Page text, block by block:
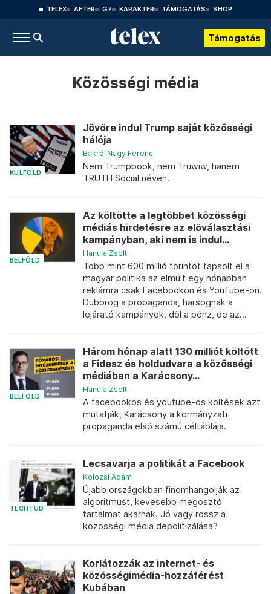
TELEX AFTER G7 KARAKTER TÁMOGATÁS SHOP
Támogatás
Közösségi média
KÜLFÖLD
Jövőre indul Trump saját közösségi
hálója
Bakró-Nagy Ferenc
Nem Trumpbook, nem Truwiw, hanem
TRUTH Social néven.
BELFÖLD
Az költötte a legtöbbet közösségi
médiás hirdetésre az előválasztási
kampányban, aki nem is indul...
Hanula Zsolt
Több mint 600 millió forintot tapsolt el a
magyar politika az elmúlt egy hónapban
reklámra csak Facebookon és YouTube-on.
Dübörög a propaganda, harsognak a
lejárató kampányok, dől a pénz, de az...
BELFÖLD
Három hónap alatt 130 milliót költött
a Fidesz és holdudvara a közösségi
médiában a Karácsony...
Hanula Zsolt
A facebookos és youtube-os költések azt
mutatják, Karácsony a kormányzati
propaganda első számú céltáblája.
TECHTUD
Lecsavarja a politikát a Facebook
Kolozsi Ádám
Újabb országokban finomhangolják az
algoritmust, kevesebb megosztó
tartalmat akarnak. Jó vagy rossz a
közösségi média depolitizálása?
Korlátozzák az internet- és
közösségimédia-hozzáférést
Kubában